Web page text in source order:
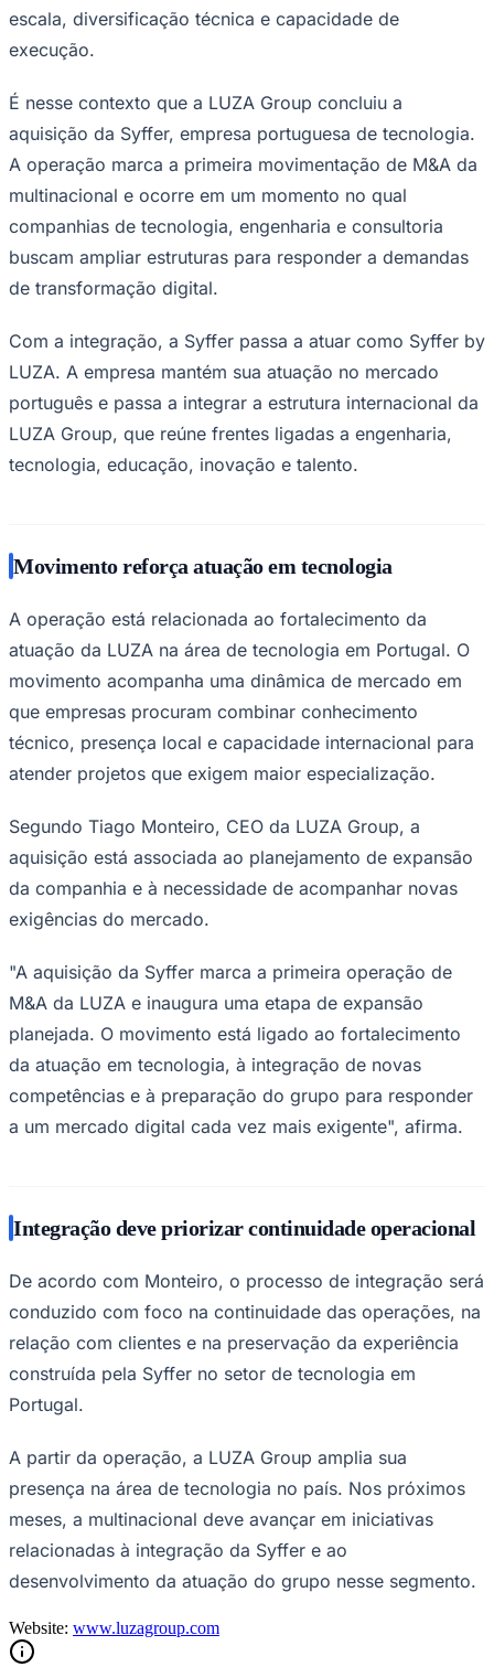
Corinthians
Palmeiras
escala, diversificação técnica e capacidade de
execução.
É nesse contexto que a LUZA Group concluiu a
aquisição da Syffer, empresa portuguesa de tecnologia.
A operação marca a primeira movimentação de M&A da
multinacional e ocorre em um momento no qual
companhias de tecnologia, engenharia e consultoria
buscam ampliar estruturas para responder a demandas
de transformação digital.
Com a integração, a Syffer passa a atuar como Syffer by
LUZA. A empresa mantém sua atuação no mercado
português e passa a integrar a estrutura internacional da
LUZA Group, que reúne frentes ligadas a engenharia,
tecnologia, educação, inovação e talento.
Movimento reforça atuação em tecnologia
A operação está relacionada ao fortalecimento da
atuação da LUZA na área de tecnologia em Portugal. O
movimento acompanha uma dinâmica de mercado em
que empresas procuram combinar conhecimento
técnico, presença local e capacidade internacional para
atender projetos que exigem maior especialização.
Segundo Tiago Monteiro, CEO da LUZA Group, a
aquisição está associada ao planejamento de expansão
da companhia e à necessidade de acompanhar novas
exigências do mercado.
"A aquisição da Syffer marca a primeira operação de
M&A da LUZA e inaugura uma etapa de expansão
planejada. O movimento está ligado ao fortalecimento
da atuação em tecnologia, à integração de novas
competências e à preparação do grupo para responder
a um mercado digital cada vez mais exigente", afirma.
Integração deve priorizar continuidade operacional
De acordo com Monteiro, o processo de integração será
conduzido com foco na continuidade das operações, na
relação com clientes e na preservação da experiência
construída pela Syffer no setor de tecnologia em
Portugal.
A partir da operação, a LUZA Group amplia sua
presença na área de tecnologia no país. Nos próximos
meses, a multinacional deve avançar em iniciativas
relacionadas à integração da Syffer e ao
desenvolvimento da atuação do grupo nesse segmento.
Website: www.luzagroup.com